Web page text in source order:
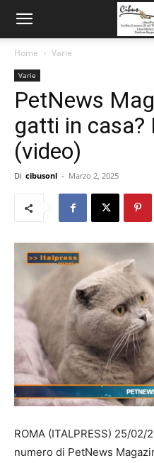
Home Varie
Varie
PetNews
gatti in casa?
(video)
Di cibusonl - Marzo 2, 2025
ROMA (ITALPRESS) 25/
numero di PetNews